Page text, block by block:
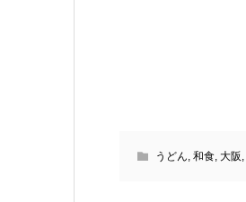
うどん, 和食, 大阪 ,